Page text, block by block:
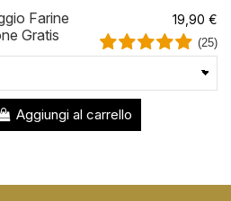
Farine
Gratis
19,90 €
(25)
Aggiungi al carrello